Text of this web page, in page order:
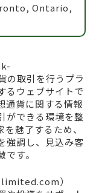
Ontario,
取引を行うプラ
るウェブサイトで
通貨に関する情報
ができる環境を整
魅了するため、
強調し、見込み客
す。
）